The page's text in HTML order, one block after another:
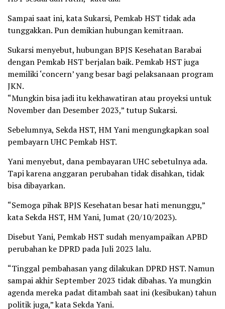
Sampai saat ini, kata Sukarsi, Pemkab HST tidak ada
tunggakkan. Pun demikian hubungan kemitraan.
Sukarsi menyebut, hubungan BPJS Kesehatan Barabai
dengan Pemkab HST berjalan baik. Pemkab HST juga
memiliki ‘concern’ yang besar bagi pelaksanaan program
JKN.
“Mungkin bisa jadi itu kekhawatiran atau proyeksi untuk
November dan Desember 2023,” tutup Sukarsi.
Sebelumnya, Sekda HST, HM Yani mengungkapkan soal
pembayarn UHC Pemkab HST.
Yani menyebut, dana pembayaran UHC sebetulnya ada.
Tapi karena anggaran perubahan tidak disahkan, tidak
bisa dibayarkan.
“Semoga pihak BPJS Kesehatan besar hati menunggu,”
kata Sekda HST, HM Yani, Jumat (20/10/2023).
Disebut Yani, Pemkab HST sudah menyampaikan APBD
perubahan ke DPRD pada Juli 2023 lalu.
“Tinggal pembahasan yang dilakukan DPRD HST. Namun
sampai akhir September 2023 tidak dibahas. Ya mungkin
agenda mereka padat ditambah saat ini (kesibukan) tahun
politik juga,” kata Sekda Yani.